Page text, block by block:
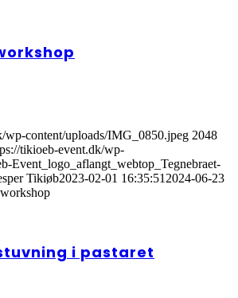
wp-content/uploads/IMG_0850.jpeg 2048
tikioeb-event.dk/wp-
Event_logo_aflangt_webtop_Tegnebraet-
Tikiøb2023-02-01 16:35:51 2024-06-23
i pastaret